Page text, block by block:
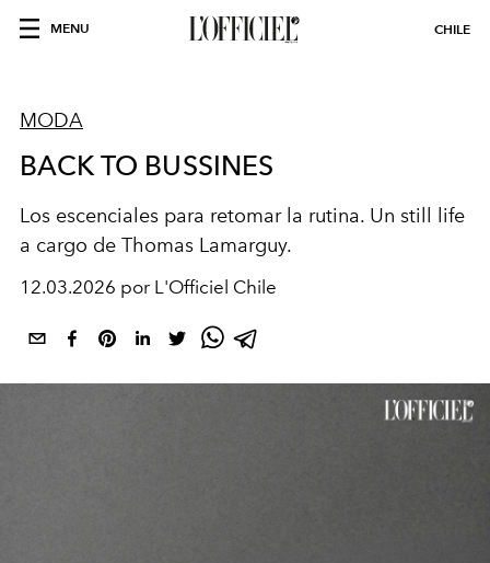
MENU CHILE
MODA
BACK TO BUSSINES
Los escenciales para retomar la rutina. Un still life
a cargo de Thomas Lamarguy.
12.03.2026 por L'Officiel Chile